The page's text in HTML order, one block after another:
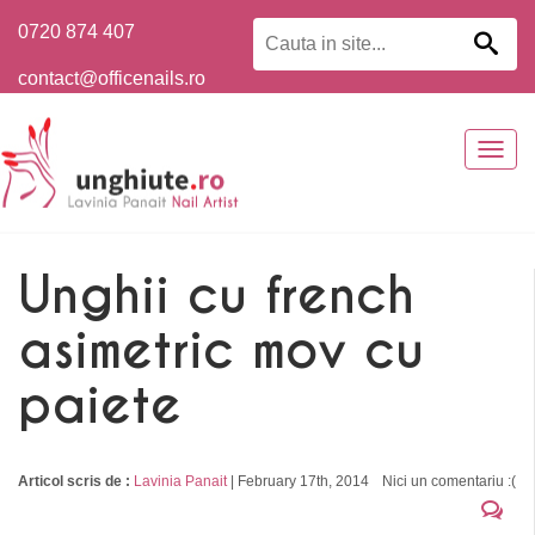
0720 874 407
contact@officenails.ro
Unghii cu french
asimetric mov cu
paiete
Articol scris de : Lavinia Panait| February 17th, 2014 Nici un comentariu :(